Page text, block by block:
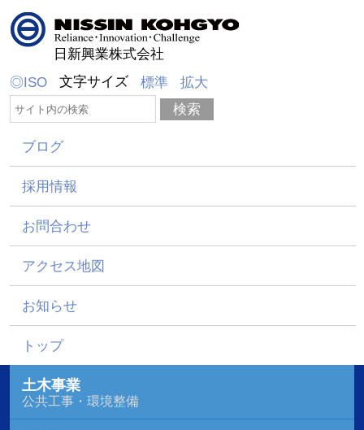
日新興業株式会社
◎ISO
文字サイズ 標準 拡大
ブログ
採用情報
お問合わせ
アクセス地図
お知らせ
トップ
土木事業
公共工事・環境整備